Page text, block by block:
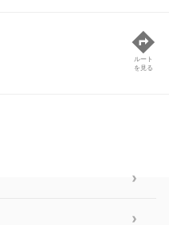
ルート
を見る